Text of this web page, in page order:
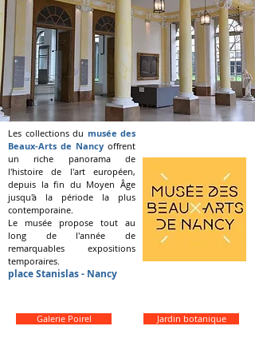
Les collections du musée des
Beaux-Arts de Nancy offrent
un riche panorama de
l'histoire de l'art européen,
depuis la fin du Moyen Âge
jusqu'à la période la plus
contemporaine.
Le musée propose tout au
long de l'année de
remarquables expositions
temporaires.
place Stanislas - Nancy
Galerie Poirel Jardin botanique